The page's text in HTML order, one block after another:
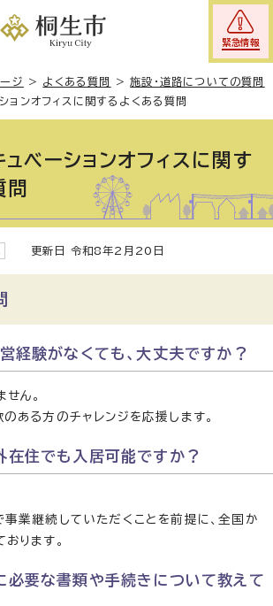
緊急情報
ージ > よくある質問 >施設・道路についての質問
ョンオフィスに関するよくある質問
ベーションオフィスに関す
問
更新日 令和8年2月20日
経験がなくても、大丈夫ですか？
ん。
ある方のチャレンジを応援します。
在住でも入居可能ですか？
業継続していただくことを前提に、全国か
ります。
必要な書類や手続きについて教えて